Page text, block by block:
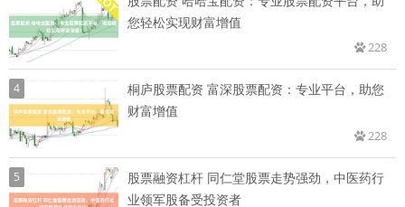
您轻松实现财富增值
228
4
桐庐股票配资 富深股票配资：专业平台，助您
财富增值
228
5
股票融资杠杆 同仁堂股票走势强劲，中医药行
业领军股备受投资者